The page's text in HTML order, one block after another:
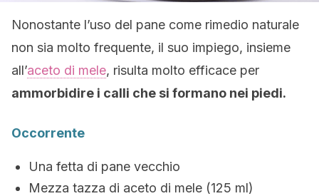
Nonostante l’uso del pane come rimedio naturale
non sia molto frequente, il suo impiego, insieme
all’aceto di mele, risulta molto efficace per
ammorbidire i calli che si formano nei piedi.
Occorrente
Una fetta di pane vecchio
Mezza tazza di aceto di mele (125 ml)